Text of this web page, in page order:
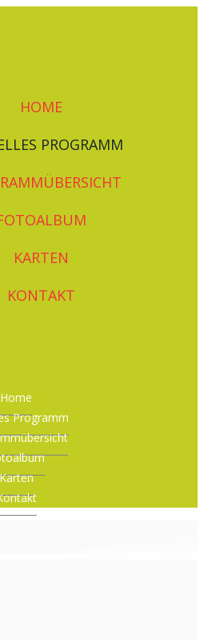
HOME
PROGRAMM
KARTEN
KONTAKT
Home
Programm